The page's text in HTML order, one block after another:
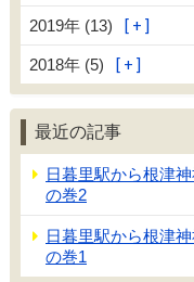
2019年 (13)
2018年 (5)
最近の記事
日暮里駅から根津
の巻2
日暮里駅から根津
の巻1